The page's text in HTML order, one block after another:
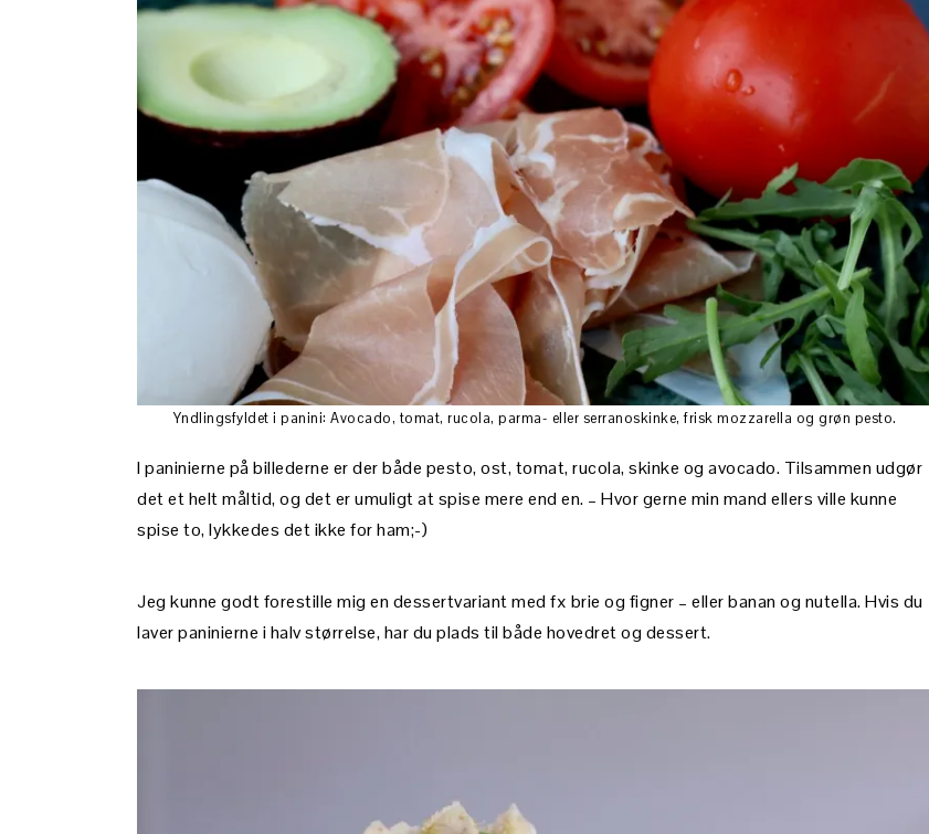
Yndlingsfyldet i panini: Avocado, tomat, rucola, parma- eller serranoskinke, frisk mozzarella og grøn pesto.
I paninierne på billederne er der både pesto, ost, tomat, rucola, skinke og avocado. Tilsammen udgør
det et helt måltid, og det er umuligt at spise mere end en. – Hvor gerne min mand ellers ville kunne
spise to, lykkedes det ikke for ham;-)
Jeg kunne godt forestille mig en dessertvariant med fx brie og figner – eller banan og nutella. Hvis du
laver paninierne i halv størrelse, har du plads til både hovedret og dessert.